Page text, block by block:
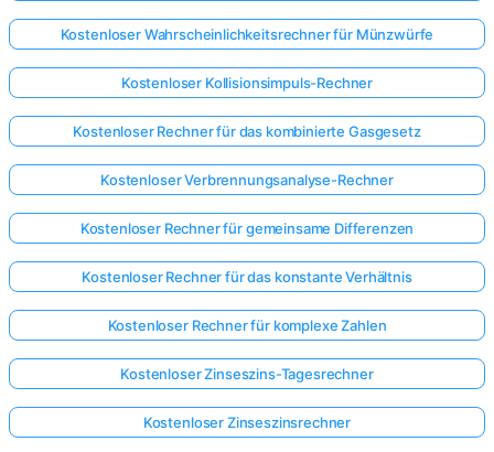
Kostenloser Wahrscheinlichkeitsrechner für Münzwürfe
Kostenloser Kollisionsimpuls-Rechner
Kostenloser Rechner für das kombinierte Gasgesetz
Kostenloser Verbrennungsanalyse-Rechner
Kostenloser Rechner für gemeinsame Differenzen
Kostenloser Rechner für das konstante Verhältnis
Kostenloser Rechner für komplexe Zahlen
Kostenloser Zinseszins-Tagesrechner
Kostenloser Zinseszinsrechner